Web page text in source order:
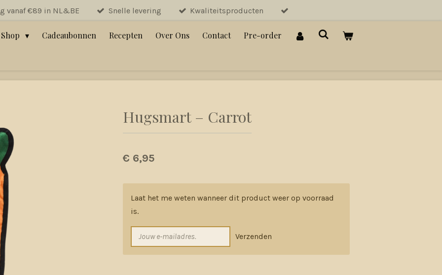
vanaf €89 in NL&BE Snelle levering Kwaliteitsproducten
Shop Cadeaubonnen Recepten Over Ons Contact Pre-order
Hugsmart – Carrot
€ 6,95
Laat het me weten wanneer dit product weer op voorraad
is.
Verzenden